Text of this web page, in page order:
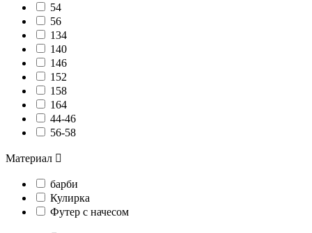
54
56
134
140
146
152
158
164
44-46
56-58
Материал 
барби
Кулирка
Футер с начесом